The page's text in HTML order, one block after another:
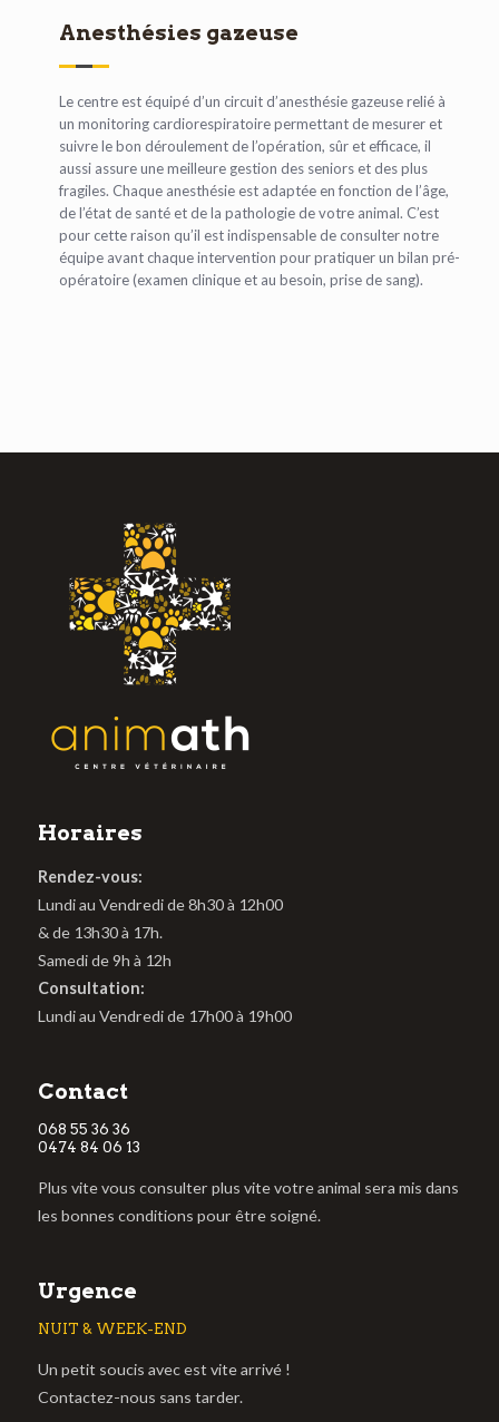
Anesthésies gazeuse
Le centre est équipé d’un circuit d’anesthésie gazeuse relié à
un monitoring cardio­respiratoire permettant de mesurer et
suivre le bon déroulement de l’opération, sûr et efficace, il
aussi assure une meilleure gestion des seniors et des plus
fragiles. Chaque anesthésie est adaptée en fonction de l’âge,
de l’état de santé et de la pathologie de votre animal. C’est
pour cette raison qu’il est indispensable de consulter notre
équipe avant chaque intervention pour pratiquer un bilan pré­
opératoire (examen clinique et au besoin, prise de sang).
Horaires
Rendez-vous:
Lundi au Vendredi de 8h30 à 12h00
& de 13h30 à 17h.
Samedi de 9h à 12h
Consultation:
Lundi au Vendredi de 17h00 à 19h00
Contact
068 55 36 36
0474 84 06 13
Plus vite vous consulter plus vite votre animal sera mis dans
les bonnes conditions pour être soigné.
Urgence
NUIT & WEEK-END
Un petit soucis avec est vite arrivé !
Contactez-nous sans tarder.